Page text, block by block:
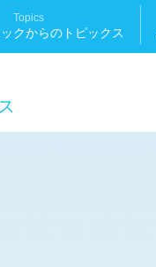
Topics
クからのトピックス